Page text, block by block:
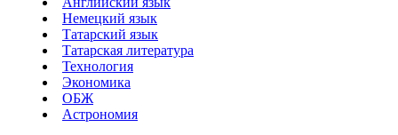
Немецкий язык
Татарский язык
Татарская литература
Технология
Экономика
ОБЖ
Астрономия